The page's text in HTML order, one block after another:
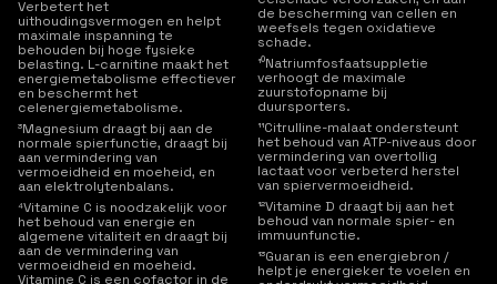
Verbetert het
uithoudingsvermogen en helpt
maximale inspanning te
behouden bij hoge fysieke
belasting. L-carnitine maakt het
energiemetabolisme effectiever
en beschermt het
celenergiemetabolisme.
³Magnesium draagt bij aan de
normale spierfunctie, draagt bij
aan vermindering van
vermoeidheid en moeheid, en
aan elektrolytenbalans.
⁴Vitamine C is noodzakelijk voor
het behoud van energie en
algemene vitaliteit en draagt bij
aan de vermindering van
vermoeidheid en moeheid.
Vitamine C is een cofactor in de
de bescherming van cellen en
weefsels tegen oxidatieve
schade.
¹⁰Natriumfosfaatsuppletie
verhoogt de maximale
zuurstofopname bij
duursporters.
¹¹Citrulline-malaat ondersteunt
het behoud van ATP-niveaus door
vermindering van overtollig
lactaat voor verbeterd herstel
van spiervermoeidheid.
¹²Vitamine D draagt bij aan het
behoud van normale spier- en
immuunfunctie.
¹³Guaran is een energiebron /
helpt je energieker te voelen en